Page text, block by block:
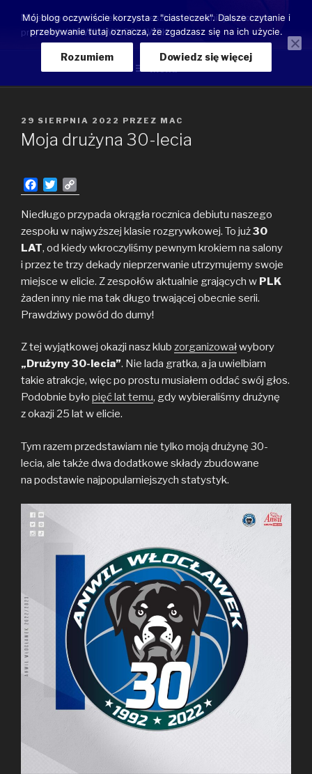
treści
Moje luźne przemyślenia o przeszłości, teraźniejszości oraz
przyszłości ANWILU WŁOCŁAWEK
OPUBLIKOWANE
W
29 SIERPNIA 2022 PRZEZ MAC
Moja drużyna 30-lecia
a
c
b
o
o
k
w
i
e
r
o
p
L
i
n
k
Niedługo przypada okrągła rocznica debiutu naszego
zespołu w najwyższej klasie rozgrywkowej. To już30
LAT, od kiedy wkroczyliśmy pewnym krokiem na salony
i przez te trzy dekady nieprzerwanie utrzymujemy swoje
miejsce w elicie. Z zespołów aktualnie grających w PLK
żaden inny nie ma tak długo trwającej obecnie serii.
Prawdziwy powód do dumy!
Z tej wyjątkowej okazji nasz klub zorganizowałwybory
„Drużyny 30-lecia”. Nie lada gratka, a ja uwielbiam
takie atrakcje, więc po prostu musiałem oddać swój głos.
Podobnie było pięć lat temu, gdy wybieraliśmy drużynę
z okazji 25 lat w elicie.
Tym razem przedstawiam nie tylko moją drużynę 30-
lecia, ale także dwa dodatkowe składy zbudowane
na podstawie najpopularniejszych statystyk.
Mój blog oczywiście korzysta z "ciasteczek". Dalsze czytanie i
przebywanie tutaj oznacza, że zgadzasz się na ich użycie.
Rozumiem Dowiedz się więcej